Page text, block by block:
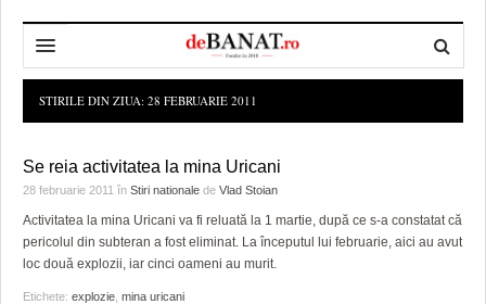
POLITICA DE COOKIES
POLITICA DE CONFIDENȚIALITATE
CONSILIUL JUDEŢEAN TIMIŞ
PREFECTURA TIMIŞ
POLITICA
SPORT
POLI TIMISOARA
OPINII
STIRILE DIN ZIUA: 28 FEBRUARIE 2011
Se reia activitatea la mina Uricani
28 februarie 2011 în Stiri nationale de Vlad Stoian
Activitatea la mina Uricani va fi reluată la 1 martie, după ce s-a constatat că
pericolul din subteran a fost eliminat. La începutul lui februarie, aici au avut
loc două explozii, iar cinci oameni au murit.
Etichete: explozie mina uricani